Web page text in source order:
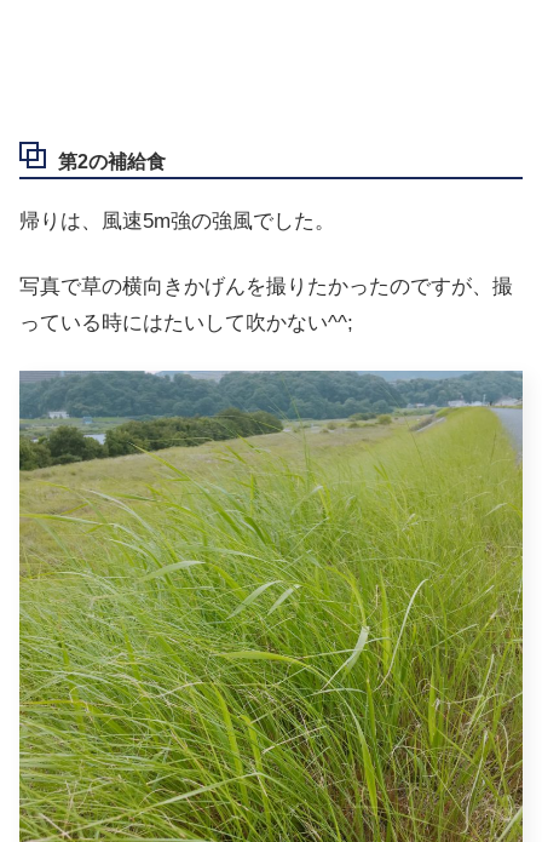
第2の補給食
帰りは、風速5m強の強風でした。
写真で草の横向きかげんを撮りたかったのですが、撮
っている時にはたいして吹かない^^;